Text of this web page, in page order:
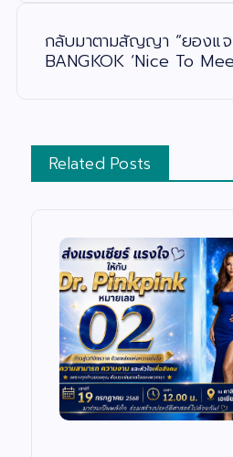
กลับมาตามสัญญา “ยองแจ
BANGKOK ‘Nice To
Related Posts